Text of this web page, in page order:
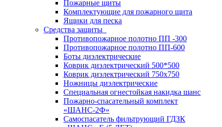
Пожарные щиты
Комплектующие для пожарного щита
Ящики для песка
Средства защиты
Противопожарное полотно ПП -300
Противопожарное полотно ПП-600
Боты диэлектрические
Коврик диэлектрический 500*500
Коврик диэлектрический 750х750
Ножницы диэлектрические
Специальная огнестойкая накидка шанс
Пожарно-спасательный комплект
«ШАНС-2Ф»
Самоспасатель фильтрующий ГДЗК